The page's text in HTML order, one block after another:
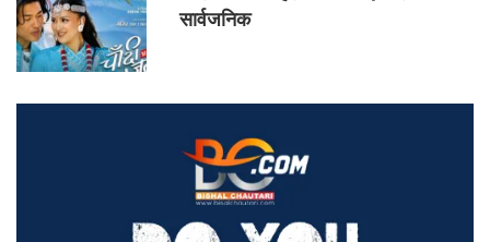
सार्वजनिक